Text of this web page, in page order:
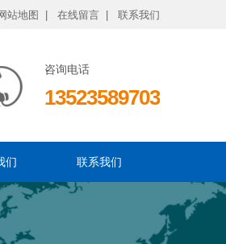
站地图 | 在线留言 | 联系我们
咨询电话
13523589703
们 联系我们